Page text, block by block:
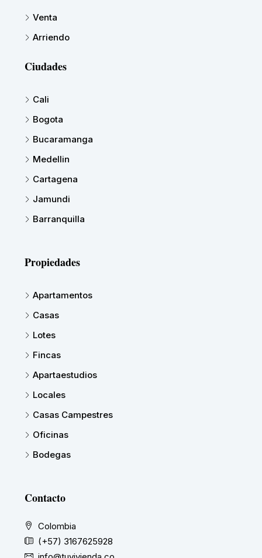
Venta
Arriendo
Ciudades
Cali
Bogota
Bucaramanga
Medellin
Cartagena
Jamundi
Barranquilla
Propiedades
Apartamentos
Casas
Lotes
Fincas
Apartaestudios
Locales
Casas Campestres
Oficinas
Bodegas
Contacto
Colombia
(+57) 3167625928